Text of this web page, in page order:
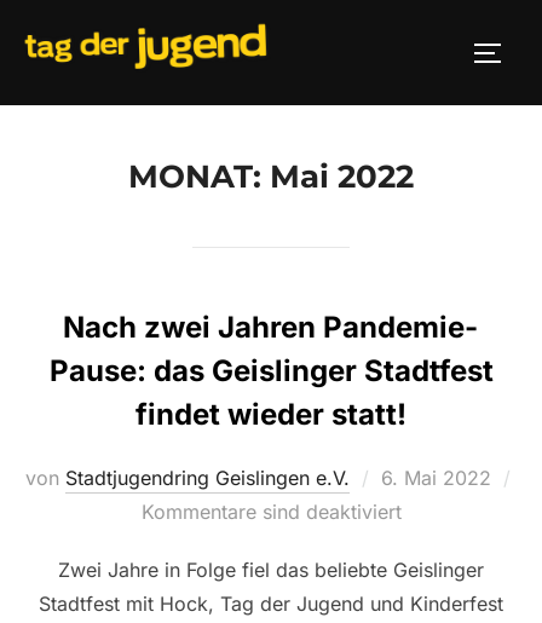
Inhalt
MONAT: Mai 2022
Nach zwei Jahren Pandemie-
Pause: das Geislinger Stadtfest
findet wieder statt!
von Stadtjugendring Geislingen e.V.
Veröffentlicht
am
6. Mai 2022
Kommentare sind deaktiviert
Zwei Jahre in Folge fiel das beliebte Geislinger
Stadtfest mit Hock, Tag der Jugend und Kinderfest